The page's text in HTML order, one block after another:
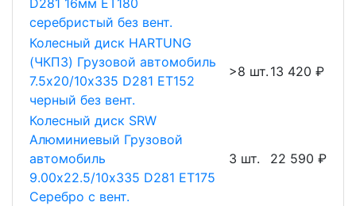
D281 16мм ET180
серебристый без вент.
Колесный диск HARTUNG
(ЧКПЗ) Грузовой автомобиль
7.5х20/10х335 D281 ET152
черный без вент.
>8 шт. 13 420 ₽
Колесный диск SRW
Алюминиевый Грузовой
автомобиль
9.00х22.5/10х335 D281 ET175
Серебро с вент.
3 шт. 22 590 ₽